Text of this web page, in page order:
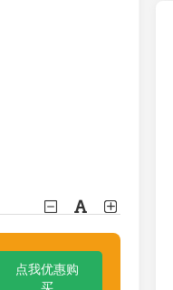
点我优惠购